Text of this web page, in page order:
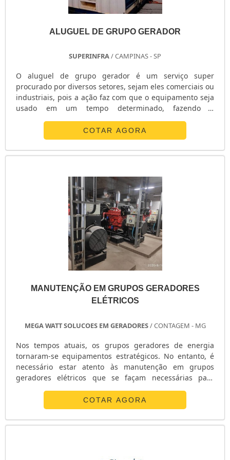
ALUGUEL DE GRUPO GERADOR
SUPERINFRA/ CAMPINAS - SP
O aluguel de grupo gerador é um serviço super
procurado por diversos setores, sejam eles comerciais ou
industriais, pois a ação faz com que o equipamento seja
usado em um tempo determinado, fazendo o
consumidor não se preocupar com gastos elevados ou
manutenções periódicas.O serviço garante a qualidade
dos equipamentos alocados, e ainda é responsável por
aumentar as opções de máquinas em potenciais que
COTAR AGORA
MANUTENÇÃO EM GRUPOS GERADORES
ELÉTRICOS
MEGA WATT SOLUCOES EM GERADORES/ CONTAGEM - MG
Nos tempos atuais, os grupos geradores de energia
tornaram-se equipamentos estratégicos. No entanto, é
necessário estar atento às manutenção em grupos
geradores elétricos que se façam necessárias para
diversos tipos de segmentos,
como:Indústrias; Comércios;Escritórios; Eventos;
INFORMAÇÕES RELEVANTES SOBRE O SERVIÇOQuando
COTAR AGORA